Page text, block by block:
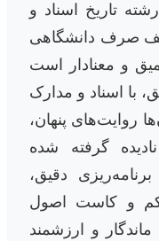
تاریخ اسناد و
صرف دانشگاهی
و معنادار است
با اسناد و مدارک
روایت‌های پنهان،
گرفته شده
دقیق،
و کاست اصول
و ارزشمند